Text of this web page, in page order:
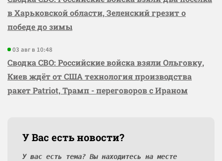
в Харьковской области, Зеленский грезит о
победе до зимы
03 авг в 10:48
Сводка СВО: Российские войска взяли Ольговку,
Киев ждёт от США технология производства
ракет Patriot, Трамп - переговоров с Ираном
У Вас есть новости?
У вас есть тема? Вы находитесь на месте